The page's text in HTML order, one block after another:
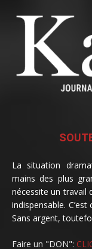
La situation
mains des plus
nécessite un travail
indispensable.
Sans argent,
Faire un "DON":